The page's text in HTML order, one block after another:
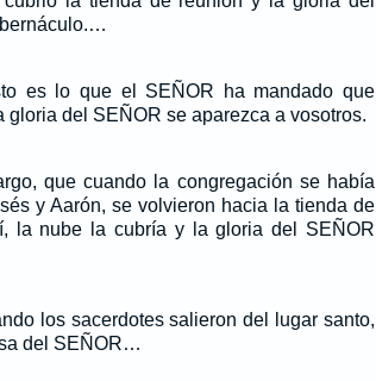
es lo que el SEÑOR ha mandado que
gloria del SEÑOR se aparezca a vosotros.
que cuando la congregación se había
y Aarón, se volvieron hacia la tienda de
la nube la cubría y la gloria del SEÑOR
los sacerdotes salieron del lugar santo,
del SEÑOR…